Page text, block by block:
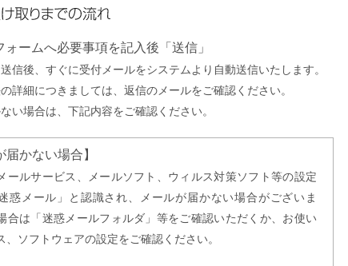
ォームへ必要事項を記入後「送信」
信後、すぐに受付メールをシステムより自動送信いたします。
詳細につきましては、返信のメールをご確認ください。
い場合は、下記内容をご確認ください。
届かない場合】
ールサービス、メールソフト、ウィルス対策ソフト等の設定
惑メール」と認識され、メールが届かない場合がございま
合は「迷惑メールフォルダ」等をご確認いただくか、お使い
、ソフトウェアの設定をご確認ください。